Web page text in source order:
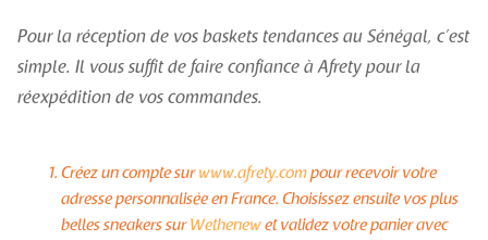
Pour la réception de vos baskets tendances au Sénégal, c’est
simple. Il vous suffit de faire confiance à Afrety pour la
réexpédition de vos commandes.
Créez un compte sur www.afrety.com pour recevoir votre
adresse personnalisée en France. Choisissez ensuite vos plus
belles sneakers sur Wethenew et validez votre panier avec